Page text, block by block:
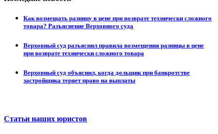
Как возмещать разницу в цене при возврате технически сложного
товара? Разъяснение Верховного суда
Верховный суд разъяснил правила возмещения разницы в цене
при возврате технически сложного товара
Верховный суд объяснил, когда дольщик при банкротстве
застройщика теряет право на выплаты
Статьи наших юристов